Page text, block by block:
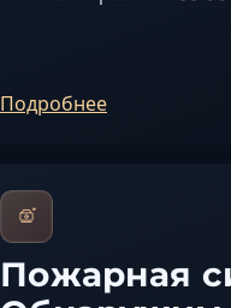
Подробнее
Пожарная